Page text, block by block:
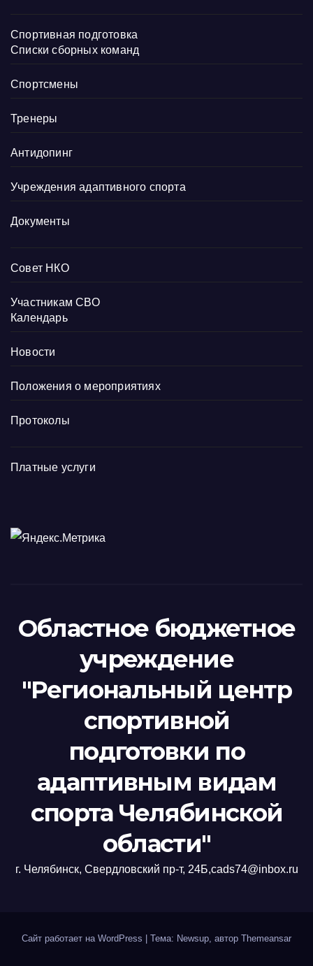
Спортивная подготовка
Списки сборных команд
Спортсмены
Тренеры
Антидопинг
Учреждения адаптивного спорта
Документы
Совет НКО
Участникам СВО
Календарь
Новости
Положения о мероприятиях
Протоколы
Платные услуги
Областное бюджетное
учреждение
"Региональный центр
спортивной
подготовки по
адаптивным видам
спорта Челябинской
области"
г. Челябинск, Свердловский пр-т, 24Б,cads74@inbox.ru
Сайт работает на WordPress | Тема: Newsup, автор Themeansar